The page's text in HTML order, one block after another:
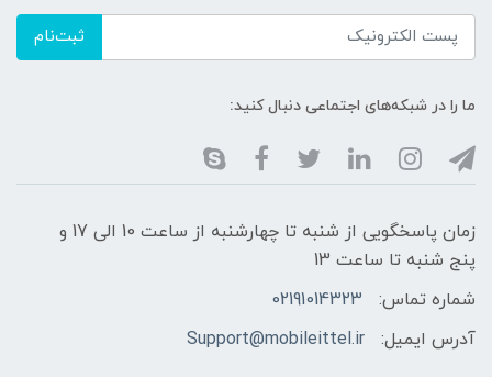
ثبت‌نام
ما را در شبکه‌های اجتماعی دنبال کنید:
زمان پاسخگویی از شنبه تا چهارشنبه از ساعت 10 الی 17 و
پنج شنبه تا ساعت 13
شماره تماس:
02191014323
آدرس ایمیل:
Support@mobileittel.ir